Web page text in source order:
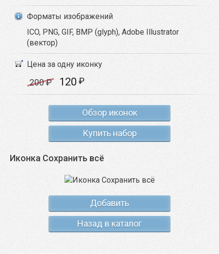
Форматы изображений
ICO, PNG, GIF, BMP (glyph), Adobe Illustrator
(вектор)
Цена за одну иконку
200₽ 120 ₽
Обзор иконок
Купить набор
Иконка Сохранить всё
Добавить
Назад в каталог